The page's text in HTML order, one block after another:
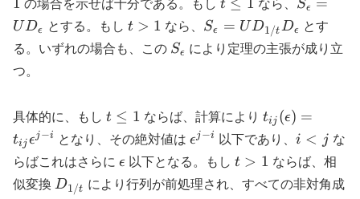
|t_{ij}|
の場合を示せば十分である。もし
\leq
t なら、
= U
Sϵ
UDϵ とする。もし t
\gt
t > 1 なら、 S_\epsilon
= U
D_{1/t}
Sϵ = UD1/tDϵ とす
る。いずれの場合も、この S_\epsilon
Sϵ により定理の主張が成り立
つ。
具体的に、もし t
\leq
t ≤ 1 ならば、計算により t_{ij}
(\epsilon)
= t_{ij}
\epsilon^{j-
i}
tij (ϵ) =
tijϵj−i となり、その絶対値は \epsilon^{j-
ϵj−i 以下であり、 i
\lt
j
i < j な
らばこれはさらに \epsilon
ϵ 以下となる。もし t
\gt
t > 1 ならば、相
似変換 D_{1/t}
D1/t により行列が前処理され、すべての非対角成